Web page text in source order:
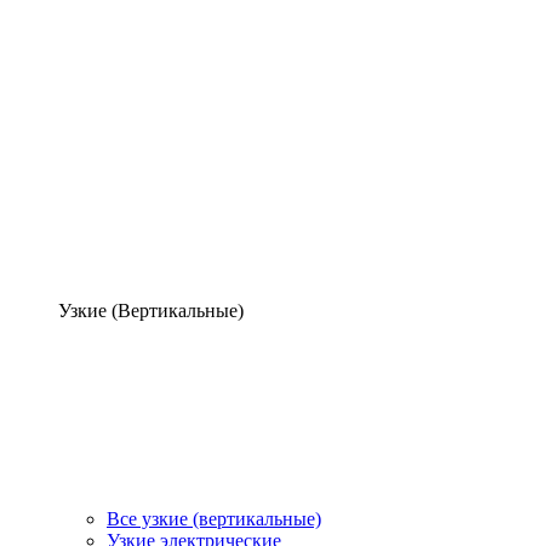
Узкие (Вертикальные)
Все узкие (вертикальные)
Узкие электрические